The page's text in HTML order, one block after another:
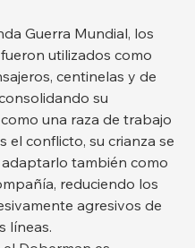
Guerra Mundial, los
utilizados como
centinelas y de
su
una raza de trabajo
el conflicto, su crianza se
también como
reduciendo los
agresivos de
líneas.